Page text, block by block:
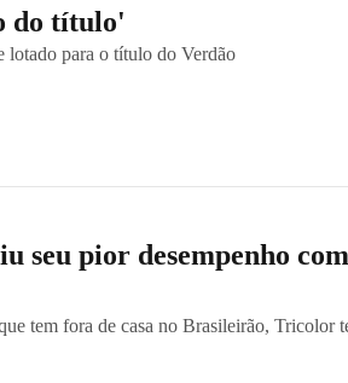
do título'
lotado para o título do Verdão
seu pior desempenho
tem fora de casa no Brasileirão, Tricolor